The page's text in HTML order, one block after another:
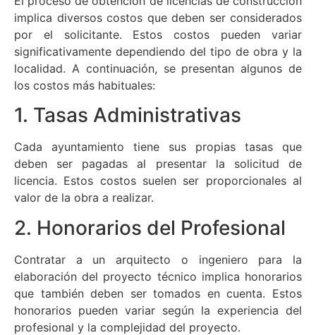
implica diversos costos que deben ser considerados
por el solicitante. Estos costos pueden variar
significativamente dependiendo del tipo de obra y la
localidad. A continuación, se presentan algunos de
los costos más habituales:
1. Tasas Administrativas
Cada ayuntamiento tiene sus propias tasas que
deben ser pagadas al presentar la solicitud de
licencia. Estos costos suelen ser proporcionales al
valor de la obra a realizar.
2. Honorarios del Profesional
Contratar a un arquitecto o ingeniero para la
elaboración del proyecto técnico implica honorarios
que también deben ser tomados en cuenta. Estos
honorarios pueden variar según la experiencia del
profesional y la complejidad del proyecto.